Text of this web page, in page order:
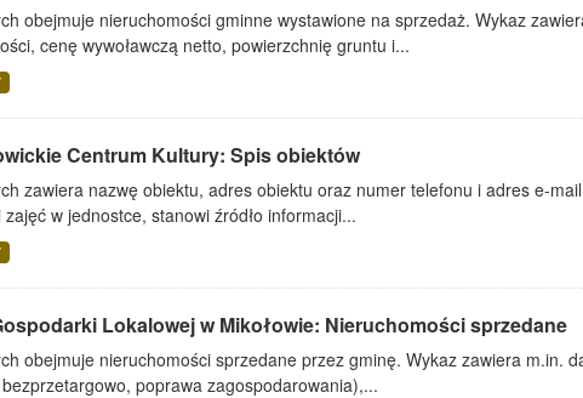
obejmuje nieruchomości gminne wystawione na sprzedaż. Wykaz
cenę wywoławczą netto, powierzchnię gruntu i...
Centrum Kultury: Spis obiektów
zawiera nazwę obiektu, adres obiektu oraz numer telefonu i adres e-
w jednostce, stanowi źródło informacji...
Lokalowej w Mikołowie: Nieruchomości sprzedane
obejmuje nieruchomości sprzedane przez gminę. Wykaz zawiera m.in.
poprawa zagospodarowania),...